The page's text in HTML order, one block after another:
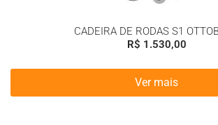
CADEIRA DE RODAS S1
R$ 1.530,00
Ver mais